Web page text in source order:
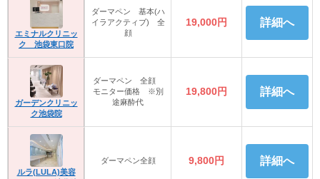
エミナルクリニッ
ク 池袋東口院
ダーマペン 基本(ハ
イラアクティブ) 全
顔
19,000円 詳細へ
ガーデンクリニッ
ク池袋院
ダーマペン 全顔
モニター価格 ※別
途麻酔代
19,800円 詳細へ
ルラ(LULA)美容
ダーマペン全顔 9,800円 詳細へ